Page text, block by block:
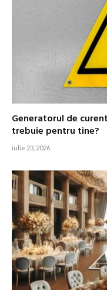
Generatorul de
trebuie pentru tine?
iulie 23, 2026